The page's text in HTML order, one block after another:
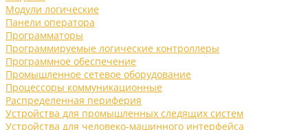
Модули логические
Панели оператора
Программаторы
Программируемые логические контроллеры
Программное обеспечение
Промышленное сетевое оборудование
Процессоры коммуникационные
Распределенная периферия
Устройства для промышленных следящих систем
Устройства для человеко-машинного интерфейса